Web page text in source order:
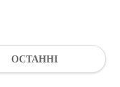
ОСТАННІ